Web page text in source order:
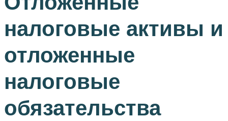
налоговые активы и
отложенные
налоговые
обязательства